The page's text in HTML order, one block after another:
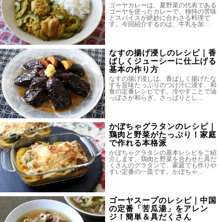
ゴーヤカレーは、夏野菜の代表である
ゴーヤを使ったカレーで、独特の苦味
とスパイスが絶妙に合わさる料理で
す。今回紹介するのは、牛乳を加…
なすの揚げ浸しのレシピ｜香
ばしくジューシーに仕上げる
基本の作り方
なすの揚げ浸しは、香ばしく揚げたな
すを旨味たっぷりのつけ汁に浸す、和
食の定番レシピです。冷やすことで油
っぽさが和らぎ、さっぱりとし…
かぼちゃグラタンのレシピ｜
鶏肉と野菜がたっぷり！家庭
で作れる本格派
かぼちゃグラタンの基本レシピをご紹
介します。鶏肉と野菜を合わせた具だ
くさんのグラタンで、家庭でも作りや
すい定番の一皿です。かぼちゃ…
ゴーヤスープのレシピ｜中国
の定番「苦瓜湯」をアレン
ジ！簡単＆具だくさん